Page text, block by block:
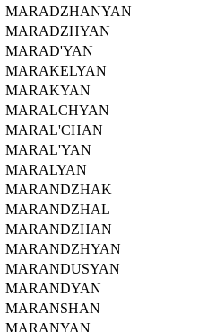
MARADZHANYAN
MARADZHYAN
MARAD'YAN
MARAKELYAN
MARAKYAN
MARALCHYAN
MARAL'CHAN
MARAL'YAN
MARALYAN
MARANDZHAK
MARANDZHAL
MARANDZHAN
MARANDZHYAN
MARANDUSYAN
MARANDYAN
MARANSHAN
MARANYAN